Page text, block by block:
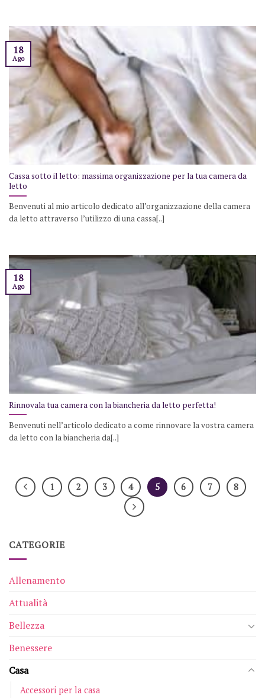
Cassa sotto il letto: massima organizzazione per la tua camera da
letto
Benvenuti al mio articolo dedicato all’organizzazione della camera
da letto attraverso l’utilizzo di una cassa[..]
18
Ago
Rinnovala tua camera con la biancheria da letto perfetta!
Benvenuti nell’articolo dedicato a come rinnovare la vostra camera
da letto con la biancheria da[..]
18
Ago
1 2 3 4 5 6 7 8
CATEGORIE
Allenamento
Attualità
Bellezza
Benessere
Casa
Accessori per la casa